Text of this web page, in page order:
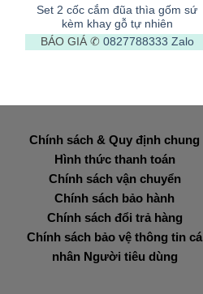
Set 2 cốc cắm đũa thìa gốm sứ
kèm khay gỗ tự nhiên
BÁO GIÁ ✆ 0827788333 Zalo
Chính sách & Quy định chung
Hình thức thanh toán
Chính sách vận chuyển
Chính sách bảo hành
Chính sách đổi trả hàng
Chính sách bảo vệ thông tin cá
nhân Người tiêu dùng